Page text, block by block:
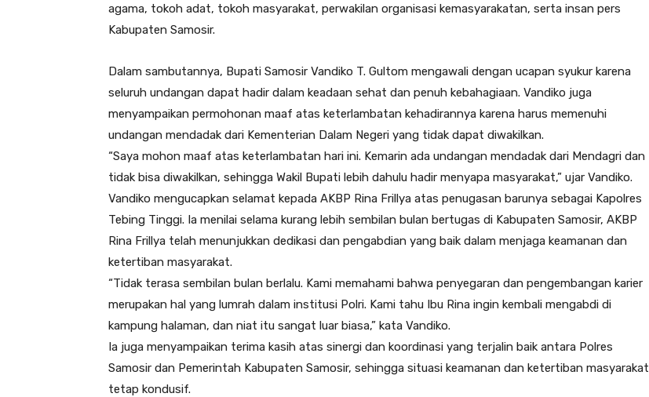
agama, tokoh adat, tokoh masyarakat, perwakilan organisasi kemasyarakatan, serta insan pers
Kabupaten Samosir.
Dalam sambutannya, Bupati Samosir Vandiko T. Gultom mengawali dengan ucapan syukur karena
seluruh undangan dapat hadir dalam keadaan sehat dan penuh kebahagiaan. Vandiko juga
menyampaikan permohonan maaf atas keterlambatan kehadirannya karena harus memenuhi
undangan mendadak dari Kementerian Dalam Negeri yang tidak dapat diwakilkan.
“Saya mohon maaf atas keterlambatan hari ini. Kemarin ada undangan mendadak dari Mendagri dan
tidak bisa diwakilkan, sehingga Wakil Bupati lebih dahulu hadir menyapa masyarakat,” ujar Vandiko.
Vandiko mengucapkan selamat kepada AKBP Rina Frillya atas penugasan barunya sebagai Kapolres
Tebing Tinggi. Ia menilai selama kurang lebih sembilan bulan bertugas di Kabupaten Samosir, AKBP
Rina Frillya telah menunjukkan dedikasi dan pengabdian yang baik dalam menjaga keamanan dan
ketertiban masyarakat.
“Tidak terasa sembilan bulan berlalu. Kami memahami bahwa penyegaran dan pengembangan karier
merupakan hal yang lumrah dalam institusi Polri. Kami tahu Ibu Rina ingin kembali mengabdi di
kampung halaman, dan niat itu sangat luar biasa,” kata Vandiko.
Ia juga menyampaikan terima kasih atas sinergi dan koordinasi yang terjalin baik antara Polres
Samosir dan Pemerintah Kabupaten Samosir, sehingga situasi keamanan dan ketertiban masyarakat
tetap kondusif.